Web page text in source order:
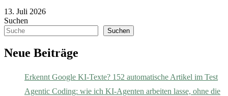
13. Juli 2026
Suchen
Suchen
Neue Beiträge
Erkennt Google KI-Texte? 152 automatische Artikel im Test
Agentic Coding: wie ich KI-Agenten arbeiten lasse, ohne die